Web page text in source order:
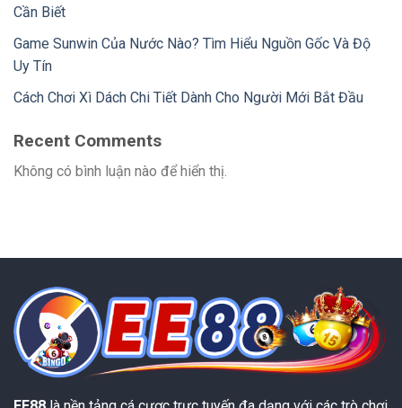
Cần Biết
Game Sunwin Của Nước Nào? Tìm Hiểu Nguồn Gốc Và Độ
Uy Tín
Cách Chơi Xì Dách Chi Tiết Dành Cho Người Mới Bắt Đầu
Recent Comments
Không có bình luận nào để hiển thị.